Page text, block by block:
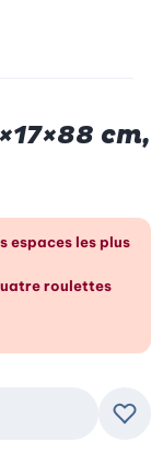
cm,
d’œil
espaces les plus
roulettes